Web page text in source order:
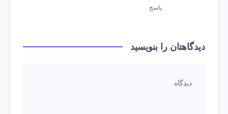
پاسخ
دیدگاهتان را بنویسید